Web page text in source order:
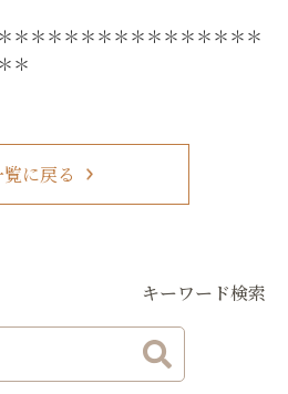
＊＊＊＊＊＊＊＊＊＊＊＊＊＊＊
＊
覧に戻る
キーワード検索